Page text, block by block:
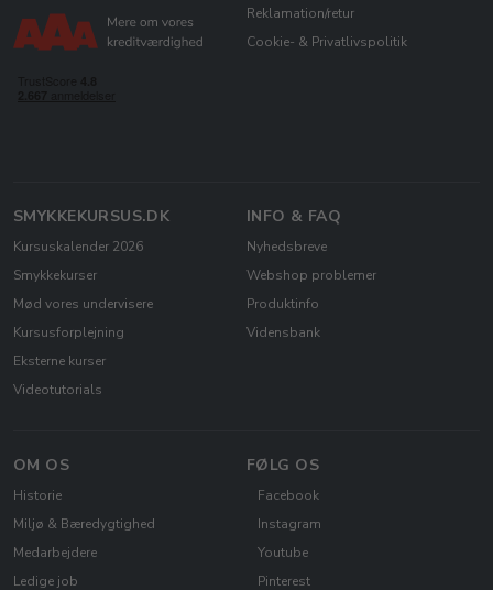
Reklamation/retur
Cookie- & Privatlivspolitik
SMYKKEKURSUS.DK
Kursuskalender 2026
Smykkekurser
Mød vores undervisere
Kursusforplejning
Eksterne kurser
Videotutorials
INFO & FAQ
Nyhedsbreve
Webshop problemer
Produktinfo
Vidensbank
OM OS
Historie
Miljø & Bæredygtighed
Medarbejdere
Ledige job
FØLG OS
Facebook
Instagram
Youtube
Pinterest